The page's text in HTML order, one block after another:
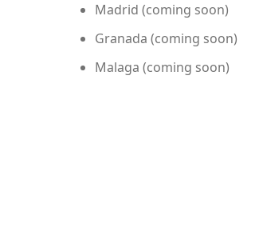
Madrid (coming soon)
Granada (coming soon)
Malaga (coming soon)